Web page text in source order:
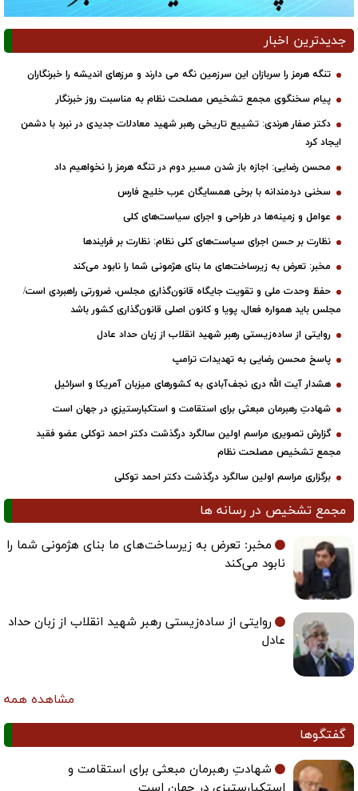
جدیدترین اخبار
تنگه هرمز را سربازان این سرزمین نگه می دارند و مرزهای اندیشه را خبرنگاران
پیام سخنگوی مجمع تشخیص مصلحت نظام به مناسبت روز خبرنگار
دکتر صفار هرندی: تشییع تاریخی رهبر شهید معادلات جدیدی در نبرد با دشمن
ایجاد کرد
محسن رضایی: اجازه باز شدن مسیر دوم در تنگه هرمز را نخواهیم داد
سخنی دردمندانه با برخی همسایگان عرب خلیج فارس
عوامل و زمینه‌ها در طراحی و اجرای سیاست‌های کلی
نظارت بر حسن اجرای سیاست‌های کلی نظام: نظارت بر فرایندها
مخبر: تعرض به زیرساخت‌های ما بنای هژمونی شما را نابود می‌کند
حفظ وحدت ملی و تقویت جایگاه قانون‌گذاری مجلس، ضرورتی راهبردی است/
مجلس باید همواره فعال، پویا و کانون اصلی قانون‌گذاری کشور باشد
روایتی از ساده‌زیستی رهبر شهید انقلاب از زبان حداد عادل
پاسخ محسن رضایی به تهدیدات ترامپ
هشدار آیت الله دری نجف‌آبادی به کشورهای میزبان آمریکا و اسرائیل
شهادتِ رهبرمان مبعثی برای استقامت و استکبارستیزیِ در جهان است
گزارش تصویری مراسم اولین سالگرد درگذشت دکتر احمد توکلی عضو فقید
مجمع تشخیص مصلحت نظام
برگزاری مراسم اولین سالگرد درگذشت دکتر احمد توکلی
مجمع تشخیص در رسانه ها
مخبر: تعرض به زیرساخت‌های ما بنای هژمونی شما را
نابود می‌کند
روایتی از ساده‌زیستی رهبر شهید انقلاب از زبان حداد
عادل
مشاهده همه
گفتگوها
شهادتِ رهبرمان مبعثی برای استقامت و